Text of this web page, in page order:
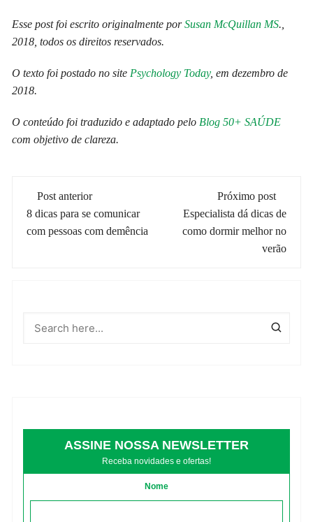
Esse post foi escrito originalmente porSusan McQuillan MS.,
2018, todos os direitos reservados.
O texto foi postado no site Psychology Today, em dezembro de
2018.
O conteúdo foi traduzido e adaptado pelo Blog 50+ SAÚDE
com objetivo de clareza.
Navegação
de
Post anterior
8 dicas para se comunicar
com pessoas com demência
Próximo post
Especialista dá dicas de
como dormir melhor no
verão
ASSINE NOSSA NEWSLETTER
Receba novidades e ofertas!
Nome